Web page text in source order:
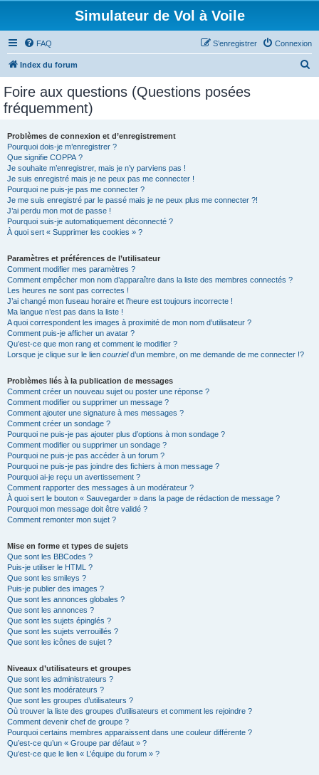
Simulateur de Vol à Voile
FAQ Connexion
S’enregistrer
Index du forum
Foire aux questions (Questions posées
fréquemment)
Problèmes de connexion et d’enregistrement
Pourquoi dois-je m’enregistrer ?
Que signifie COPPA ?
Je souhaite m’enregistrer, mais je n’y parviens pas !
Je suis enregistré mais je ne peux pas me connecter !
Pourquoi ne puis-je pas me connecter ?
Je me suis enregistré par le passé mais je ne peux plus me connecter ?!
J’ai perdu mon mot de passe !
Pourquoi suis-je automatiquement déconnecté ?
À quoi sert « Supprimer les cookies » ?
Paramètres et préférences de l’utilisateur
Comment modifier mes paramètres ?
Comment empêcher mon nom d’apparaître dans la liste des membres connectés ?
Les heures ne sont pas correctes !
J’ai changé mon fuseau horaire et l’heure est toujours incorrecte !
Ma langue n’est pas dans la liste !
A quoi correspondent les images à proximité de mon nom d’utilisateur ?
Comment puis-je afficher un avatar ?
Qu’est-ce que mon rang et comment le modifier ?
Lorsque je clique sur le lien courrield’un membre, on me demande de me connecter !?
Problèmes liés à la publication de messages
Comment créer un nouveau sujet ou poster une réponse ?
Comment modifier ou supprimer un message ?
Comment ajouter une signature à mes messages ?
Comment créer un sondage ?
Pourquoi ne puis-je pas ajouter plus d’options à mon sondage ?
Comment modifier ou supprimer un sondage ?
Pourquoi ne puis-je pas accéder à un forum ?
Pourquoi ne puis-je pas joindre des fichiers à mon message ?
Pourquoi ai-je reçu un avertissement ?
Comment rapporter des messages à un modérateur ?
À quoi sert le bouton « Sauvegarder » dans la page de rédaction de message ?
Pourquoi mon message doit être validé ?
Comment remonter mon sujet ?
Mise en forme et types de sujets
Que sont les BBCodes ?
Puis-je utiliser le HTML ?
Que sont les smileys ?
Puis-je publier des images ?
Que sont les annonces globales ?
Que sont les annonces ?
Que sont les sujets épinglés ?
Que sont les sujets verrouillés ?
Que sont les icônes de sujet ?
Niveaux d’utilisateurs et groupes
Que sont les administrateurs ?
Que sont les modérateurs ?
Que sont les groupes d’utilisateurs ?
Où trouver la liste des groupes d’utilisateurs et comment les rejoindre ?
Comment devenir chef de groupe ?
Pourquoi certains membres apparaissent dans une couleur différente ?
Qu’est-ce qu’un « Groupe par défaut » ?
Qu’est-ce que le lien « L’équipe du forum » ?